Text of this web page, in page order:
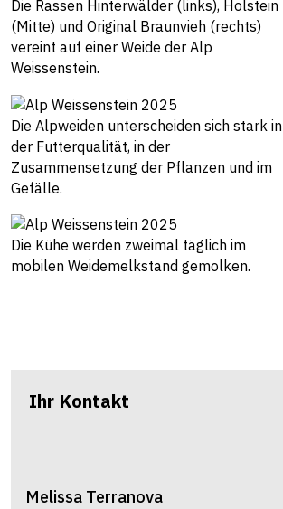
Die Rassen Hinterwälder (links), Holstein
(Mitte) und Original Braunvieh (rechts)
vereint auf einer Weide der Alp
Weissenstein.
Die Alpweiden unterscheiden sich stark in
der Futterqualität, in der
Zusammensetzung der Pflanzen und im
Gefälle.
Die Kühe werden zweimal täglich im
mobilen Weidemelkstand gemolken.
Ihr Kontakt
Melissa Terranova